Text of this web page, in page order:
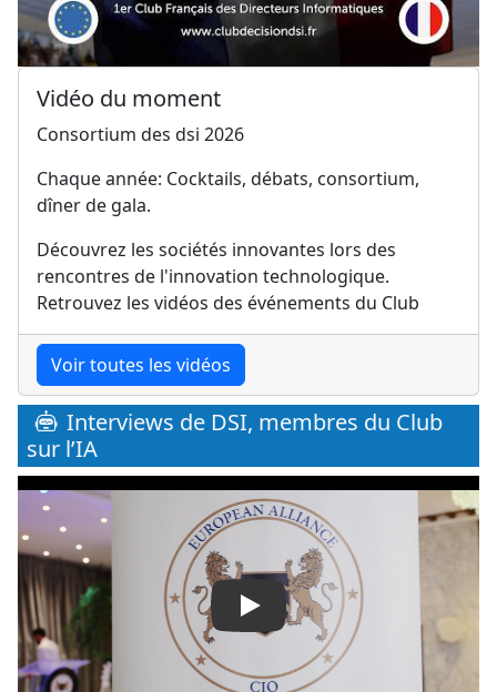
Vidéo du moment
Consortium des dsi 2026
Chaque année: Cocktails, débats, consortium,
dîner de gala.
Découvrez les sociétés innovantes lors des
rencontres de l'innovation technologique.
Retrouvez les vidéos des événements du Club
Voir toutes les vidéos
Interviews de DSI, membres du Club
sur l’IA
Play